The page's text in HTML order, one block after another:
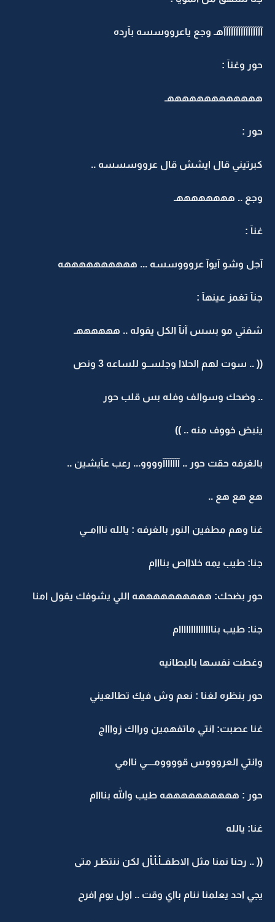
آآآآآآآآآآآآآآآآهـ وجع ياعرووسسه بآرده
حور وغنآ :
هههههههههههههـ
حور :
كبرتيني قال ايشش قال عرووسسسه ..
وجع .. ههههههههـ
غنآ :
آجل وشو آيوآ عروووسسه ... ههههههههههه
جنآ تغمز عينهآ :
شفتي مو بسس آنآ الكل يقوله .. ههههههـ
(( .. سوت لهم الحلاا وجلســو للساعه 3 ونص
.. وضحك وسوالف وفله بس قلب حور
ينبض خووف منه .. ))
بالغرفه حقت حور .. آآآآآآآوووو... رعب عآيشين ..
هع هع هع ..
غنا وهم مطفين النور بالغرفه : يالله نااامــي
جنا: طيب يمه خلاااص بنااام
حور بضحك: ههههههههههه اللي يشوفك يقول امنا
جنا: طيب بناااااااااااااام
وغطت نفسها بالبطانيه
حور بنظره لغنا : نعم وش فيك تطالعيني
غنا عصبت: انتي ماتفهمين ورااك زواااج
وانتي العروووس قوووومــــي ناامي
حور : ههههههههههه طيب والله بنااام
غنا: يالله
(( .. رحنا نمنا مثل الاطفــأـأـأل لكن ننتظـر متى
يجي احد يعلمنا ننام بااي وقت .. اول يوم افرح